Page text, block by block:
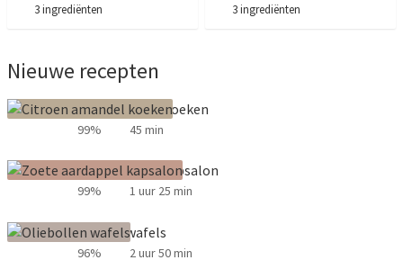
3 ingrediënten
3 ingrediënten
Nieuwe recepten
Citroen amandel koeken
99% 45 min
Zoete aardappel kapsalon
99% 1 uur 25 min
Oliebollen wafels
96% 2 uur 50 min